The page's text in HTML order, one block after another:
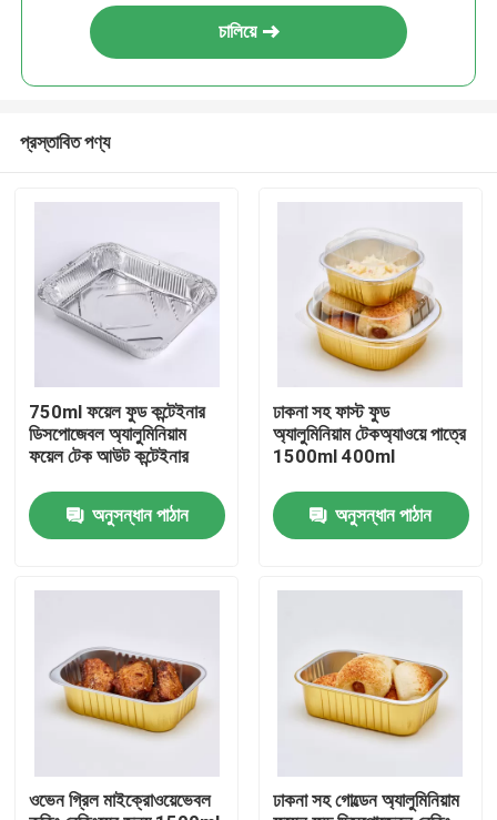
বাড়ি
ভিআর শো
চালিয়ে
প্রস্তাবিত পণ্য
750ml ফয়েল ফুড কন্টেইনার
ডিসপোজেবল অ্যালুমিনিয়াম
ফয়েল টেক আউট কন্টেইনার
অনুসন্ধান পাঠান
ঢাকনা সহ ফাস্ট ফুড
অ্যালুমিনিয়াম টেকঅ্যাওয়ে পাত্রে
1500ml 400ml
অনুসন্ধান পাঠান
ওভেন গ্রিল মাইক্রোওয়েভেবল
ঢাকনা সহ গোল্ডেন অ্যালুমিনিয়াম